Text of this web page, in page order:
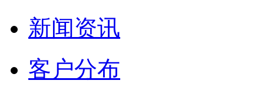
新闻资讯
客户分布